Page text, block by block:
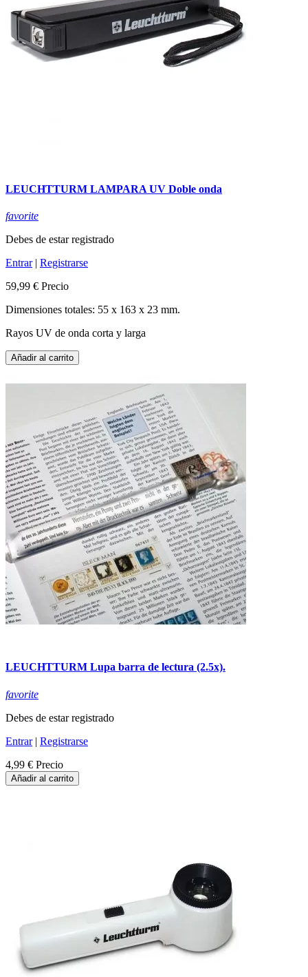
LEUCHTTURM LAMPARA UV Doble onda
favorite
Debes de estar registrado
Entrar| Registrarse
59,99 € Precio
Dimensiones totales: 55 x 163 x 23 mm.
Rayos UV de onda corta y larga
Añadir al carrito
LEUCHTTURM Lupa barra de lectura (2.5x).
favorite
Debes de estar registrado
Entrar| Registrarse
4,99 € Precio
Añadir al carrito